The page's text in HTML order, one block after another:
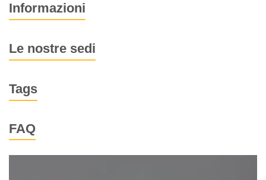
Informazioni
Le nostre sedi
Tags
FAQ